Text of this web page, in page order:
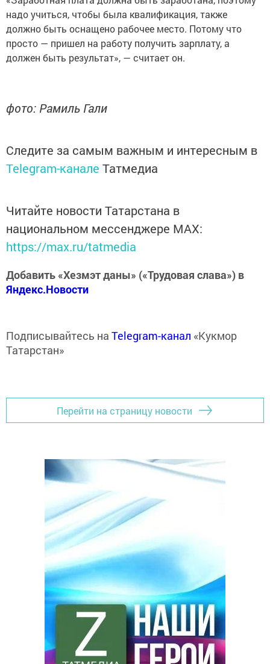
надо учиться, чтобы была квалификация, также
должно быть оснащено рабочее место. Потому что
просто — пришел на работу получить зарплату, а
должен быть результат», — считает он.
фото: Рамиль Гали
Следите за самым важным и интересным в
Telegram-канале Татмедиа
Читайте новости Татарстана в
национальном мессенджере MАХ:
https://max.ru/tatmedia
Добавить «Хезмэт даны» («Трудовая слава») в
Яндекс.Новости
Подписывайтесь на Telegram-канал «Кукмор
Татарстан»
Перейти на страницу новости